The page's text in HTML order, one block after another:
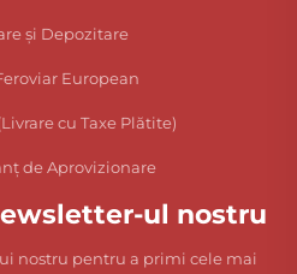
și Depozitare
European
cu Taxe Plătite)
de Aprovizionare
ul nostru
nostru pentru a primi cele mai